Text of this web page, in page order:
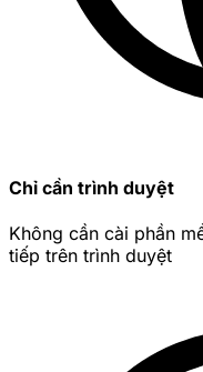
Chỉ cần trình duyệt
Không cần cài phần
tiếp trên trình duyệt